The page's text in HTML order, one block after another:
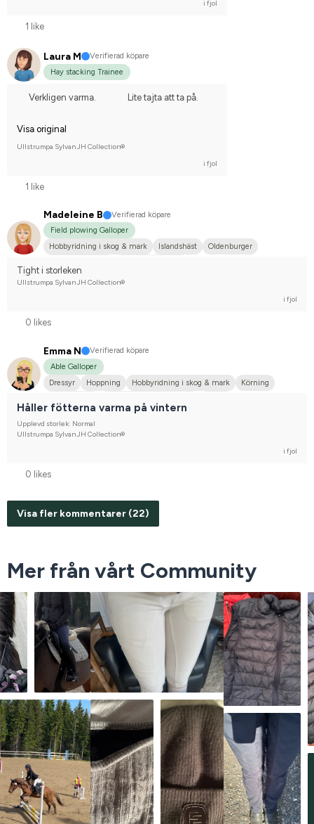
i fjol
1 like
Laura M
Verifierad köpare
Hay stacking Trainee
Verkligen varma. Lite tajta att ta på.
Visa original
Ullstrumpa Sylvan JH Collection®
i fjol
1 like
Madeleine B
Verifierad köpare
Field plowing Galloper
Hobbyridning i skog & mark
Islandshäst
Oldenburger
Tight i storleken
Ullstrumpa Sylvan JH Collection®
i fjol
0 likes
Emma N
Verifierad köpare
Able Galloper
Dressyr
Hoppning Hobbyridning i skog & mark
Körning
Håller fötterna varma på vintern
Upplevd storlek: Normal
Ullstrumpa Sylvan JH Collection®
i fjol
0 likes
Visa fler kommentarer (22)
Mer från vårt Community